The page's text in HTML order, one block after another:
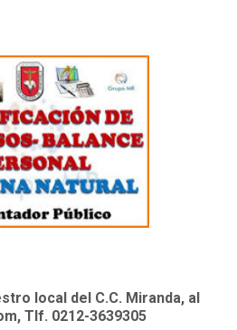
local del C.C. Miranda, al
Tlf. 0212-3639305